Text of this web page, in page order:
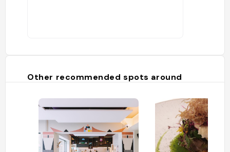
Other recommended spots around